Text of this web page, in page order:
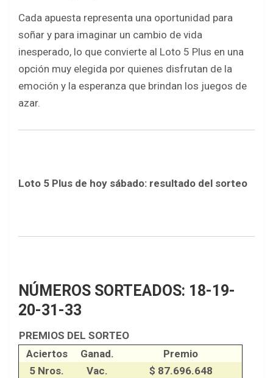
Cada apuesta representa una oportunidad para
soñar y para imaginar un cambio de vida
inesperado, lo que convierte al Loto 5 Plus en una
opción muy elegida por quienes disfrutan de la
emoción y la esperanza que brindan los juegos de
azar.
Loto 5 Plus de hoy sábado: resultado del sorteo
NÚMEROS SORTEADOS: 18-19-
20-31-33
PREMIOS DEL SORTEO
Aciertos
Ganad.
Premio
5 Nros.
Vac.
$ 87.696.648